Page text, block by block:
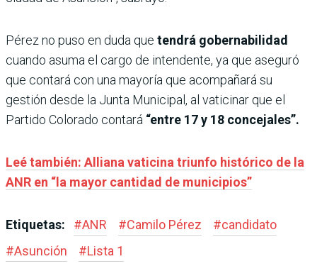
Pérez no puso en duda que tendrá gobernabilidad
cuando asuma el cargo de intendente, ya que aseguró
que contará con una mayoría que acompañará su
gestión desde la Junta Municipal, al vaticinar que el
Partido Colorado contará “entre 17 y 18 concejales”.
Leé también: Alliana vaticina triunfo histórico de la
ANR en “la mayor cantidad de municipios”
Etiquetas: #ANR #Camilo Pérez #candidato
#Asunción #Lista 1